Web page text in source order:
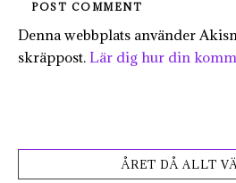
Denna webbplats använder
skräppost. Lär dig hur din
ÅRET DÅ ALLT